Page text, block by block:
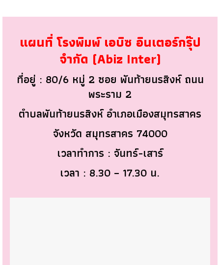
แผนที่ โรงพิมพ์ เอบิซ อินเตอร์กรุ๊ป
จำกัด (Abiz Inter)
ที่อยู่ : 80/6 หมู่ 2 ซอย พันท้ายนรสิงห์ ถนน
พระราม 2
ตำบลพันท้ายนรสิงห์ อำเภอเมืองสมุทรสาคร
จังหวัด สมุทรสาคร 74000
เวลาทำการ : จันทร์-เสาร์
เวลา : 8.30 – 17.30 น.